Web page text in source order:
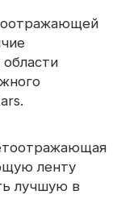
ленту
лучшую в